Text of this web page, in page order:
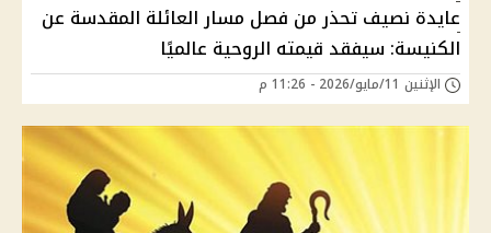
عايدة نصيف تحذر من فصل مسار العائلة المقدسة عن
الكنيسة: سيفقد قيمته الروحية عالميًا
الإثنين 11/مايو/2026 - 11:26 م